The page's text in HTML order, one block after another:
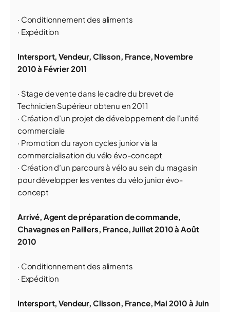
· Conditionnement des aliments
· Expédition
Intersport, Vendeur, Clisson, France, Novembre
2010 à Février 2011
· Stage de vente dans le cadre du brevet de
Technicien Supérieur obtenu en 2011
· Création d’un projet de développement de l’unité
commerciale
· Promotion du rayon cycles junior via la
commercialisation du vélo évo-concept
· Création d’un parcours à vélo au sein du magasin
pour développer les ventes du vélo junior évo-
concept
Arrivé, Agent de préparation de commande,
Chavagnes en Paillers, France, Juillet 2010 à Août
2010
· Conditionnement des aliments
· Expédition
Intersport, Vendeur, Clisson, France, Mai 2010 à Juin